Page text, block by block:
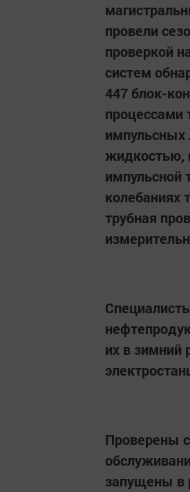
провели
проверкой
систем
447 блок-
процессами
импульсных
жидкостью,
импульсной
колебаниях
трубная
их в зимний
Проверены
запущены в